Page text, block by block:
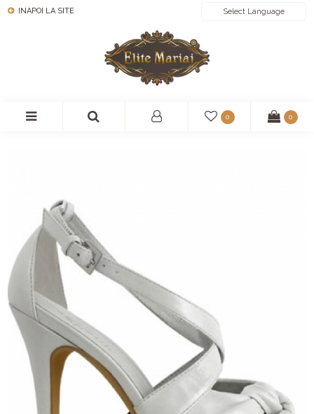
INAPOI LA SITE
0 0